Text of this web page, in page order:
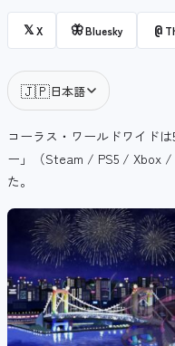
𝕏X 🦋Bluesky @
🇯🇵日本語
コーラス・ワールドワイド
ー」（Steam / PS5 / Xbox /
た。